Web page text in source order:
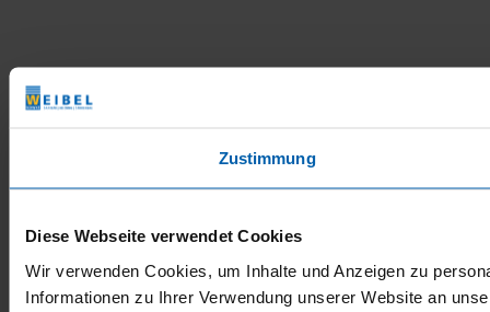
Zustimmung
Diese Webseite verwendet Cookies
Wir verwenden Cookies, um Inhalte und Anzeigen zu
Informationen zu Ihrer Verwendung unserer Website an